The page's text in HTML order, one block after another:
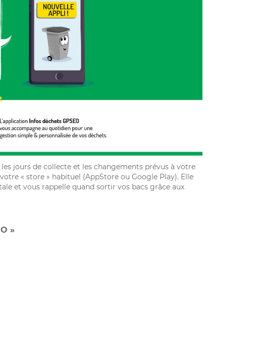
jours de collecte et les changements prévus à votre
« store » habituel (AppStore ou Google Play). Elle
et vous rappelle quand sortir vos bacs grâce aux
»